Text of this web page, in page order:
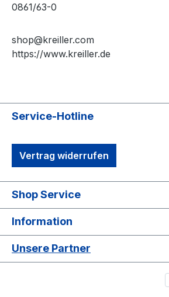
0861/63-0
shop@kreiller.com
https://www.kreiller.de
Service-Hotline
Vertrag widerrufen
Shop Service
Information
Unsere Partner